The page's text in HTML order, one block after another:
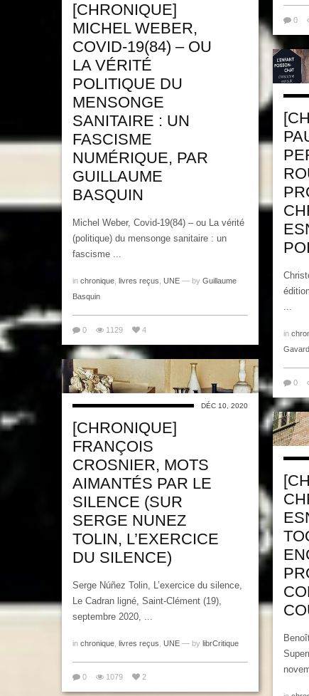
0
[CHRONIQUE]
MICHEL WEBER,
COVID-19(84) – OU
LA VÉRITÉ
POLITIQUE DU
MENSONGE
SANITAIRE : UN
FASCISME
NUMÉRIQUE, PAR
GUILLAUME
BASQUIN
Michel Weber, Covid-19(84) – ou La vérité
(politique) du mensonge sanitaire : un
fascisme ...
in chronique livres reçus UNE — by Guillaume
Basquin
0 1129 4
...
in
0
DÉC 10, 2020
[CHRONIQUE]
FRANÇOIS
CROSNIER, MOTS
AIMANTÉS PAR LE
SILENCE (SUR
SERGE NUNEZ
TOLIN, L’EXERCICE
DU SILENCE)
Serge Núñez Tolin, L’exercice du silence,
Le Cadran ligné, Saint-Clément (19),
septembre 2020, ...
in chronique livres reçus UNE — by librCritique
0 1079 2